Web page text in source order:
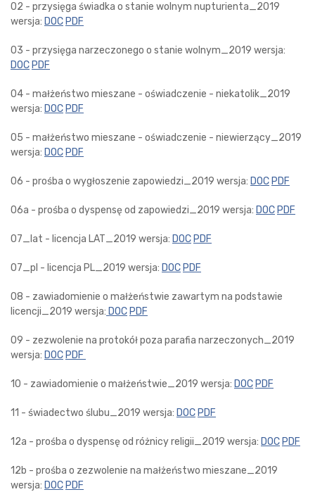
02 - przysięga świadka o stanie wolnym nupturienta_2019
wersja: DOC PDF
03 - przysięga narzeczonego o stanie wolnym_2019 wersja:
DOC PDF
04 - małżeństwo mieszane - oświadczenie - niekatolik_2019
wersja: DOC PDF
05 - małżeństwo mieszane - oświadczenie - niewierzący_2019
wersja: DOC PDF
06 - prośba o wygłoszenie zapowiedzi_2019 wersja: DOC PDF
06a - prośba o dyspensę od zapowiedzi_2019 wersja: DOC PDF
07_lat - licencja LAT_2019 wersja: DOC PDF
07_pl - licencja PL_2019 wersja: DOC PDF
08 - zawiadomienie o małżeństwie zawartym na podstawie
licencji_2019 wersja: DOC PDF
09 - zezwolenie na protokół poza parafia narzeczonych_2019
wersja: DOC PDF
10 - zawiadomienie o małżeństwie_2019 wersja: DOC PDF
11 - świadectwo ślubu_2019 wersja: DOC PDF
12a - prośba o dyspensę od różnicy religii_2019 wersja: DOC PDF
12b - prośba o zezwolenie na małżeństwo mieszane_2019
wersja: DOC PDF